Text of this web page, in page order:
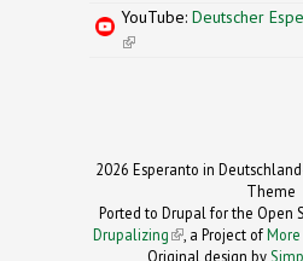
YouTube: Deutscher
(link is external)
2026 Esperanto in
Theme
Ported to Drupal for the Open
Drupalizing(link is external)
, a Project of
Original design by